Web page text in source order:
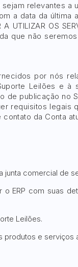
relevantes
da última
UTILIZAR OS
que não
por nós
Leilões e
publicação no
requisitos
da Conta
junta comercial de
ERP com suas
Leilões.
e serviços